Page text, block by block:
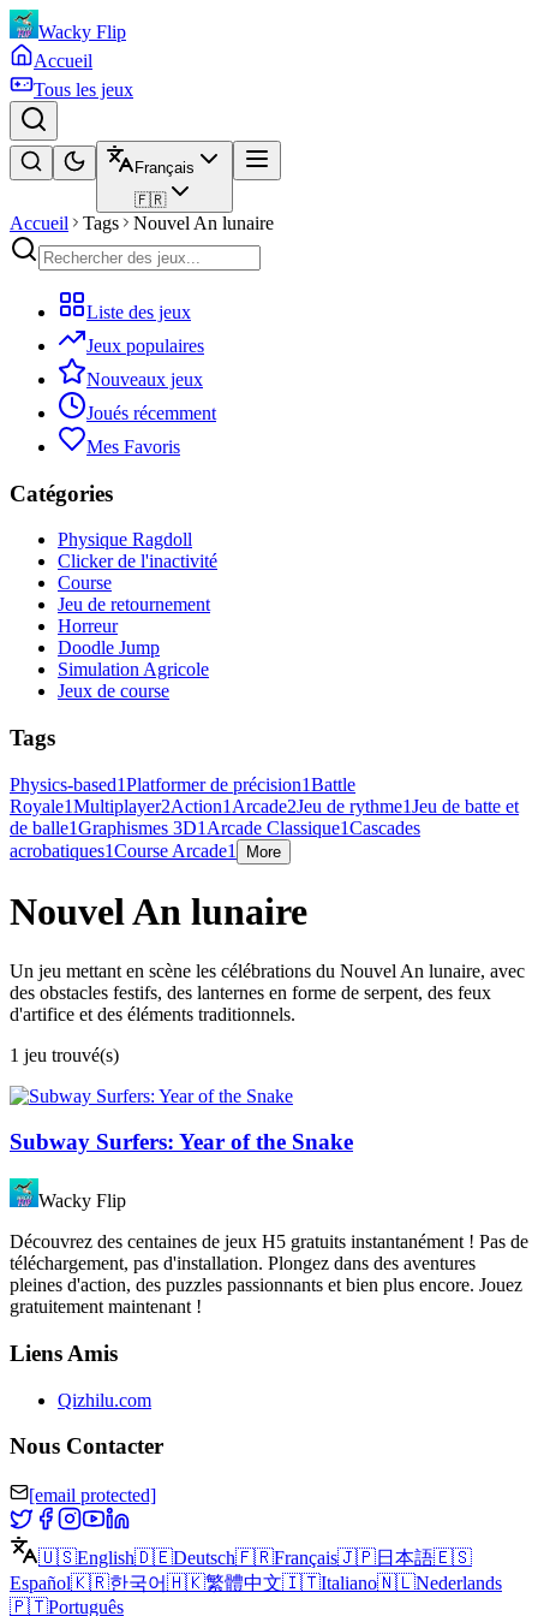
Wacky Flip
Accueil
Tous les jeux
Français
🇫🇷
Accueil Tags Nouvel An lunaire
Liste des jeux
Jeux populaires
Nouveaux jeux
Joués récemment
Mes Favoris
Catégories
Physique Ragdoll
Clicker de l'inactivité
Course
Jeu de retournement
Horreur
Doodle Jump
Simulation Agricole
Jeux de course
Tags
Physics-based1Platformer de précision1Battle
Royale1Multiplayer2Action1 Arcade2Jeu de rythme1Jeu de batte et
de balle1Graphismes 3D1 Arcade Classique1Cascades
acrobatiques1Course Arcade1 More
Nouvel An lunaire
Un jeu mettant en scène les célébrations du Nouvel An lunaire, avec
des obstacles festifs, des lanternes en forme de serpent, des feux
d'artifice et des éléments traditionnels.
1 jeu trouvé(s)
Subway Surfers: Year of the Snake
Wacky Flip
Découvrez des centaines de jeux H5 gratuits instantanément ! Pas de
téléchargement, pas d'installation. Plongez dans des aventures
pleines d'action, des puzzles passionnants et bien plus encore. Jouez
gratuitement maintenant !
Liens Amis
Qizhilu.com
Nous Contacter
[email protected]
🇺🇸English🇩🇪Deutsch🇫🇷Français🇯🇵日本語🇪🇸
Español🇰🇷한국어🇭🇰繁體中文🇮🇹Italiano🇳🇱Nederlands
🇵🇹Português